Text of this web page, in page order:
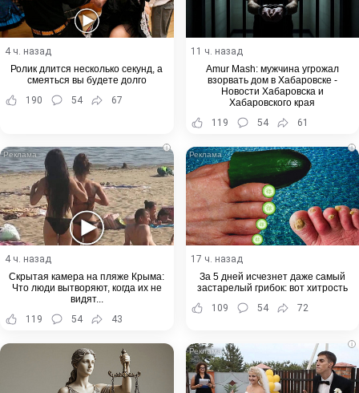
4 ч. назад
Ролик длится несколько секунд, а
смеяться вы будете долго
190
54 67
11 ч. назад
Amur Mash: мужчина угрожал
взорвать дом в Хабаровске -
Новости Хабаровска и
Хабаровского края
119
54 61
i
4 ч. назад
Скрытая камера на пляже Крыма:
Что люди вытворяют, когда их не
видят...
119
54 43
i
17 ч. назад
За 5 дней исчезнет даже самый
застарелый грибок: вот хитрость
109
54 72
i